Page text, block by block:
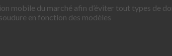
mobile du marché afin d’éviter tout types de
en fonction des modèles